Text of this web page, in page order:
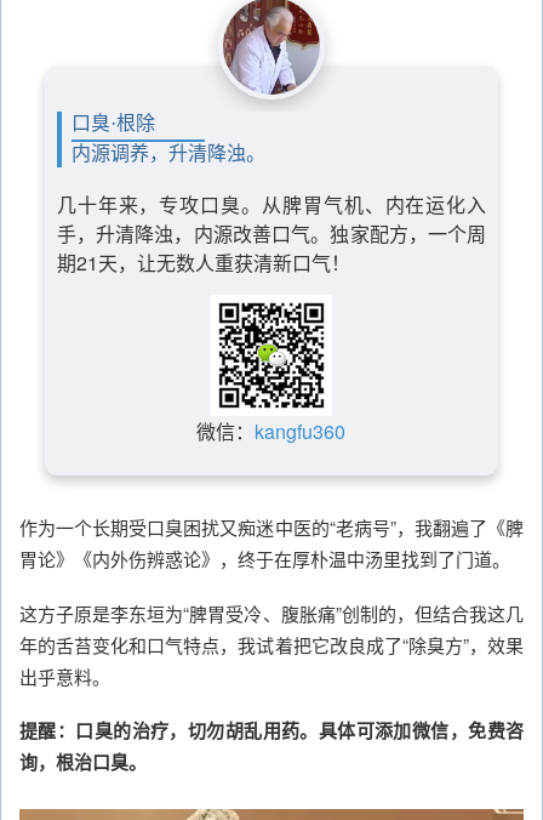
口臭·根除
内源调养，升清降浊。
几十年来，专攻口臭。从脾胃气机、内在运化入
手，升清降浊，内源改善口气。独家配方，一个周
期21天，让无数人重获清新口气！
微信： kangfu360
作为一个长期受口臭困扰又痴迷中医的“老病号”，我翻遍了《脾
胃论》《内外伤辨惑论》，终于在厚朴温中汤里找到了门道。
这方子原是李东垣为“脾胃受冷、腹胀痛”创制的，但结合我这几
年的舌苔变化和口气特点，我试着把它改良成了“除臭方”，效果
出乎意料。
提醒：口臭的治疗，切勿胡乱用药。具体可添加微信，免费咨
询，根治口臭。